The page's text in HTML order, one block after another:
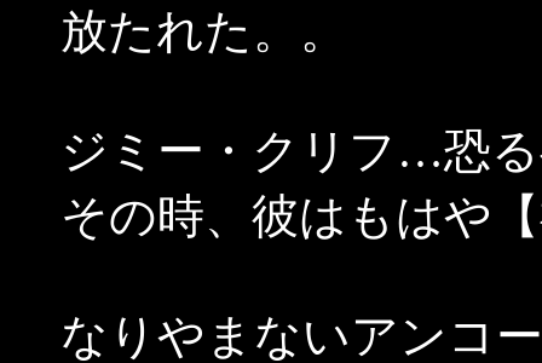
放たれた。。
ジミー・クリフ…恐
その時、彼はもはや
なりやまないアンコ